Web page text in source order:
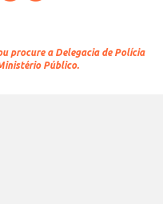
procure a Delegacia de Polícia
Público.